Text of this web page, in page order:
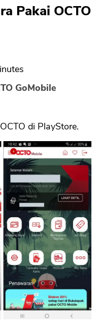
Pakai OCTO
GoMobile
di PlayStore.